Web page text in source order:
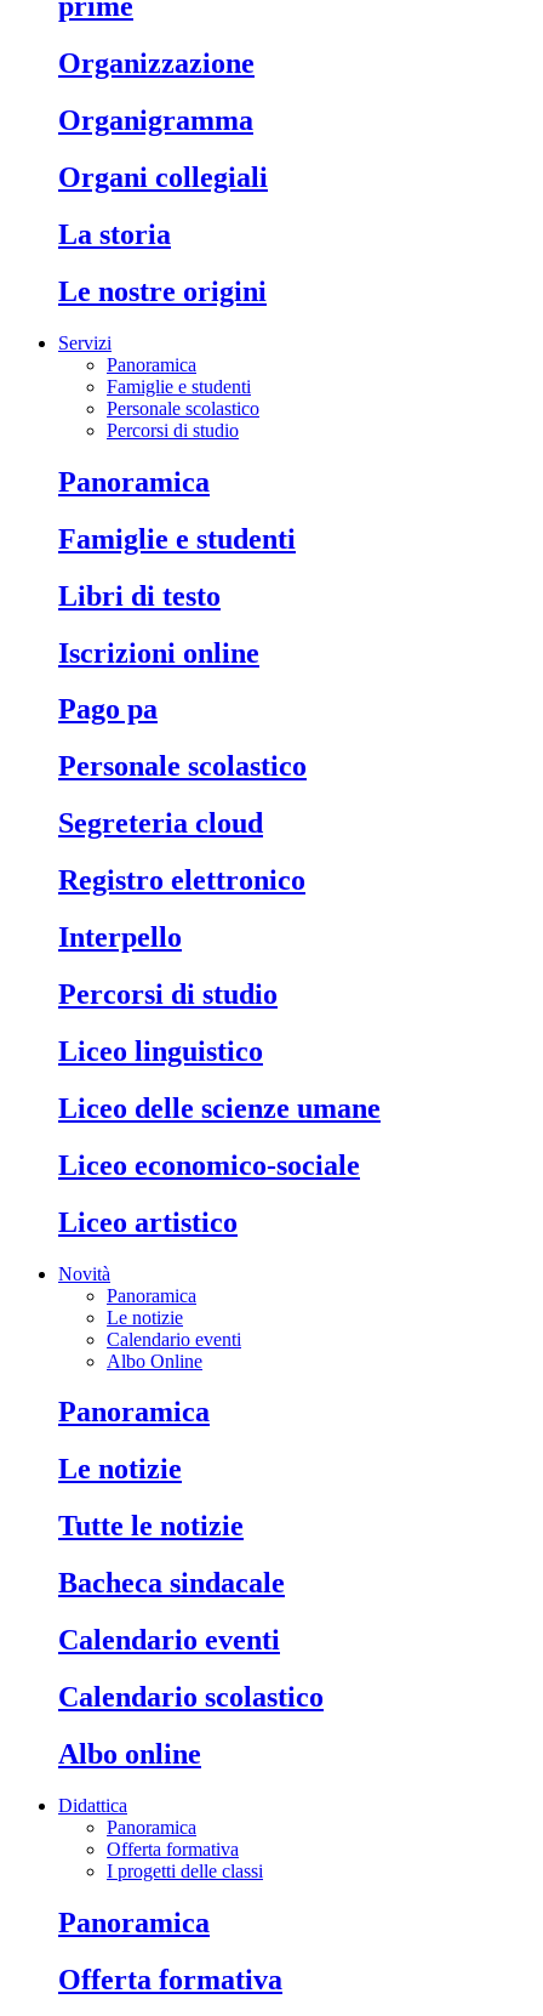
prime
organizzazione
organigramma
organi collegiali
la storia
le nostre origini
Servizi
Panoramica
Famiglie e studenti
Personale scolastico
Percorsi di studio
panoramica
famiglie e studenti
libri di testo
iscrizioni online
pago pa
personale scolastico
segreteria cloud
registro elettronico
interpello
percorsi di studio
liceo linguistico
liceo delle scienze umane
liceo economico-sociale
liceo artistico
Novità
Panoramica
Le notizie
Calendario eventi
Albo Online
panoramica
le notizie
tutte le notizie
bacheca sindacale
calendario eventi
calendario scolastico
albo online
Didattica
Panoramica
Offerta formativa
I progetti delle classi
panoramica
offerta formativa